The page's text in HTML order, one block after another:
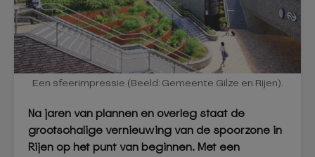
Een sfeerimpressie (Beeld: Gemeente Gilze en Rijen).
Na jaren van plannen en overleg staat de
grootschalige vernieuwing van de spoorzone in
Rijen op het punt van beginnen. Met een